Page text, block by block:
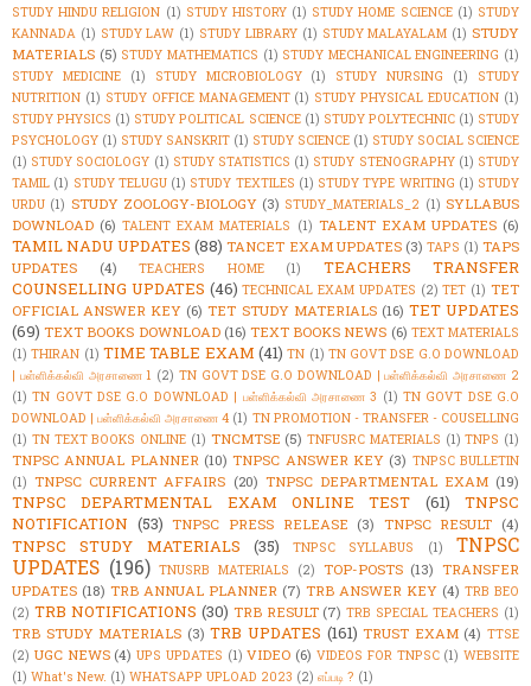
STUDY HINDU RELIGION (1) STUDY HISTORY (1) STUDY HOME SCIENCE (1) STUDY
KANNADA (1) STUDY LAW (1) STUDY LIBRARY (1) STUDY MALAYALAM (1) STUDY
MATERIALS (5) STUDY MATHEMATICS (1) STUDY MECHANICAL ENGINEERING (1)
STUDY MEDICINE
(1) STUDY MICROBIOLOGY (1) STUDY NURSING (1)
STUDY
NUTRITION (1) STUDY OFFICE MANAGEMENT (1) STUDY PHYSICAL EDUCATION (1)
STUDY PHYSICS (1) STUDY POLITICAL SCIENCE (1) STUDY POLYTECHNIC (1) STUDY
PSYCHOLOGY (1) STUDY SANSKRIT (1) STUDY SCIENCE (1) STUDY SOCIAL SCIENCE
(1) STUDY SOCIOLOGY (1) STUDY STATISTICS (1) STUDY STENOGRAPHY (1) STUDY
TAMIL (1) STUDY TELUGU (1) STUDY TEXTILES (1) STUDY TYPE WRITING (1) STUDY
URDU (1) STUDY ZOOLOGY-BIOLOGY (3) STUDY_MATERIALS_2 (1) SYLLABUS
DOWNLOAD (6) TALENT EXAM MATERIALS (1) TALENT EXAM UPDATES (6)
TAMIL NADU UPDATES (88) TANCET EXAM UPDATES (3) TAPS (1) TAPS
UPDATES
(4) TEACHERS HOME (1)
TEACHERS TRANSFER
COUNSELLING UPDATES (46) TECHNICAL EXAM UPDATES (2) TET (1) TET
OFFICIAL ANSWER KEY (6) TET STUDY MATERIALS (16) TET UPDATES
(69) TEXT BOOKS DOWNLOAD (16) TEXT BOOKS NEWS (6) TEXT MATERIALS
(1) THIRAN (1) TIME TABLE EXAM (41) TN (1) TN GOVT DSE G.O DOWNLOAD
| பள்ளிக்கல்வி அரசாணை 1 (2) TN GOVT DSE G.O DOWNLOAD | பள்ளிக்கல்வி அரசாணை 2
(1) TN GOVT DSE G.O DOWNLOAD | பள்ளிக்கல்வி அரசாணை 3 (1) TN GOVT DSE G.O
DOWNLOAD | பள்ளிக்கல்வி அரசாணை 4 (1) TN PROMOTION - TRANSFER - COUSELLING
(1) TN TEXT BOOKS ONLINE (1) TNCMTSE (5) TNFUSRC MATERIALS (1) TNPS (1)
TNPSC ANNUAL PLANNER (10) TNPSC ANSWER KEY (3) TNPSC BULLETIN
(1) TNPSC CURRENT AFFAIRS (20) TNPSC DEPARTMENTAL EXAM (19)
TNPSC DEPARTMENTAL EXAM ONLINE TEST (61)
TNPSC
NOTIFICATION (53) TNPSC PRESS RELEASE (3) TNPSC RESULT (4)
TNPSC STUDY MATERIALS (35) TNPSC SYLLABUS (1)
TNPSC
UPDATES (196) TNUSRB MATERIALS (2) TOP-POSTS (13) TRANSFER
UPDATES (18) TRB ANNUAL PLANNER (7) TRB ANSWER KEY (4) TRB BEO
(2) TRB NOTIFICATIONS (30) TRB RESULT (7) TRB SPECIAL TEACHERS (1)
TRB STUDY MATERIALS (3) TRB UPDATES (161) TRUST EXAM (4) TTSE
(2) UGC NEWS (4) UPS UPDATES (1) VIDEO (6) VIDEOS FOR TNPSC (1) WEBSITE
(1) What's New. (1) WHATSAPP UPLOAD 2023 (2) எப்படி ? (1)